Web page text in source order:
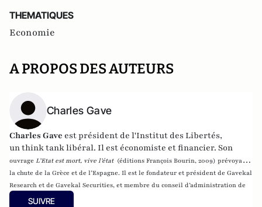
THEMATIQUES
Economie
A PROPOS DES AUTEURS
Charles Gave
Charles Gave est président de l'Institut des Libertés,
unthink tanklibéral. Il est économiste et financier. Son
ouvrage L’Etat est mort, vive l’état (éditions François Bourin, 2009) prévoyait
la chute de la Grèce et de l’Espagne. Il est le fondateur et président de Gavekal
Research et de Gavekal Securities, et membre du conseil d’administration de
SUIVRE